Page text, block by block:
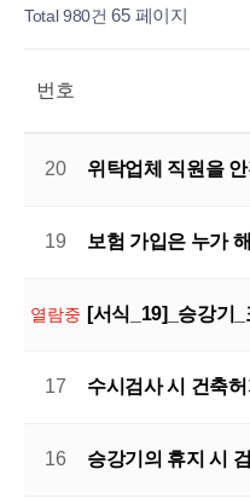
Total 980건 65 페이지
번호
20 위탁업체 직원을
19 보험 가입은 누가
열람중 [서식_19]_승강기
17 수시검사 시 건축
16 승강기의 휴지 시